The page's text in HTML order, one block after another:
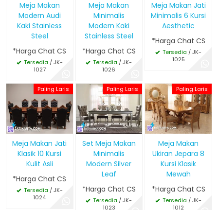
Meja Makan
Modern Audi
Kaki Stainless
Steel
*Harga Chat CS
Tersedia / JK-
1027
Meja Makan
Minimalis
Modern Kaki
Stainless Steel
*Harga Chat CS
Tersedia / JK-
1026
Meja Makan Jati
Minimalis 6 Kursi
Aesthetic
*Harga Chat CS
Tersedia / JK-
1025
Paling Laris
Meja Makan Jati
Klasik 10 Kursi
Kulit Asli
*Harga Chat CS
Tersedia / JK-
1024
Paling Laris
Set Meja Makan
Minimalis
Modern Silver
Leaf
*Harga Chat CS
Tersedia / JK-
1023
Paling Laris
Meja Makan
Ukiran Jepara 8
Kursi Klasik
Mewah
*Harga Chat CS
Tersedia / JK-
1012